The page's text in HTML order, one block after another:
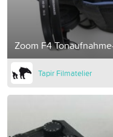
Zoom F4
Tapir Filmatelier